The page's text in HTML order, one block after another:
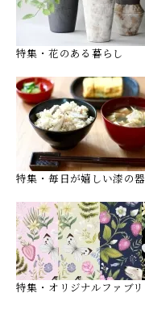
特集・花のある暮らし
特集・毎日が嬉しい漆の器
特集・オリジナルファブリ